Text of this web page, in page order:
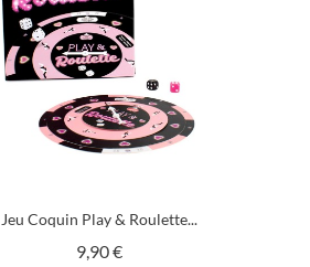
Jeu Coquin Play & Roulette...
9,90 €Prix